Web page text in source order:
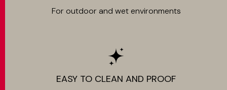
For outdoor and wet environments
EASY TO CLEAN AND PROOF